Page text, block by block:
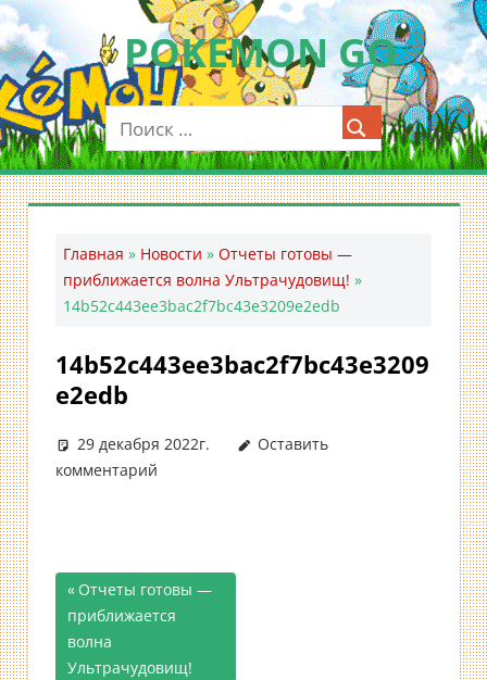
Перейти
к
содержимомуPOKEMON GO
Мобильное
приложение
для
ловли
Покемон
Главная » Новости » Отчеты готовы —
приближается волна Ультрачудовищ! »
14b52c443ee3bac2f7bc43e3209e2edb
14b52c443ee3bac2f7bc43e3209
e2edb
29 декабря 2022г.
Оставить
комментарий
Навигация
по
Предыдущая
запись;
Отчеты готовы —
приближается
волна
Ультрачудовищ!